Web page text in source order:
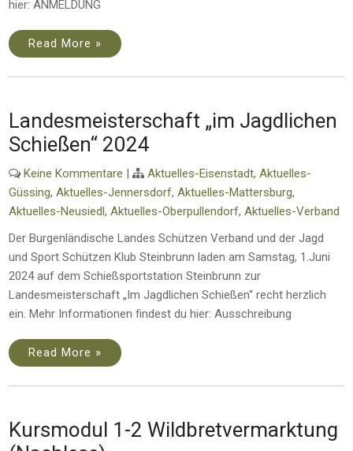
hier: ANMELDUNG
Read More »
Landesmeisterschaft „im Jagdlichen
Schießen“ 2024
Keine Kommentare | Aktuelles-Eisenstadt,Aktuelles-
Güssing,Aktuelles-Jennersdorf,Aktuelles-Mattersburg,
Aktuelles-Neusiedl,Aktuelles-Oberpullendorf,Aktuelles-Verband
Der Burgenländische Landes Schützen Verband und der Jagd
und Sport Schützen Klub Steinbrunn laden am Samstag, 1.Juni
2024 auf dem Schießsportstation Steinbrunn zur
Landesmeisterschaft „Im Jagdlichen Schießen“ recht herzlich
ein. Mehr Informationen findest du hier: Ausschreibung
Read More »
Kursmodul 1-2 Wildbretvermarktung